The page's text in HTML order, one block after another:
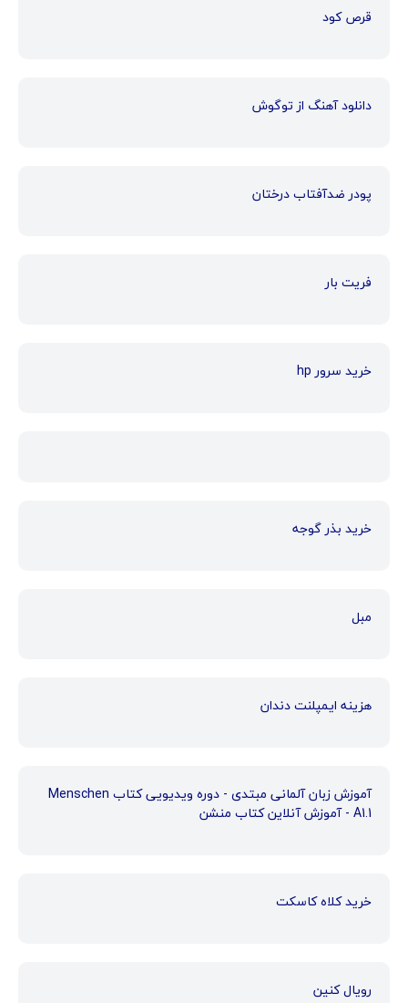
قرص کود
دانلود آهنگ از توگوش
پودر ضدآفتاب درختان
فریت بار
خرید سرور hp
خرید بذر گوجه
مبل
هزینه ایمپلنت دندان
آموزش زبان آلمانی مبتدی - دوره ویدیویی کتاب Menschen
A1.1 - آموزش آنلاین کتاب منشن
خرید کلاه کاسکت
رویال کنین